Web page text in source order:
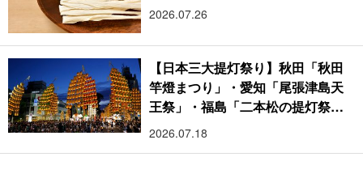
2026.07.26
【日本三大提灯祭り】秋田「秋田
竿燈まつり」・愛知「尾張津島天
王祭」・福島「二本松の提灯祭
り」:おびただしい灯火が夜空を照
2026.07.18